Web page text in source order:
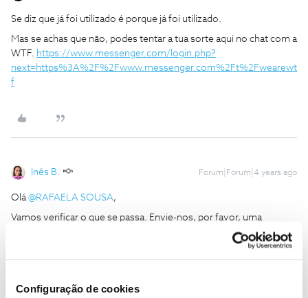
Configuração de cookies
Se diz que já foi utilizado é porque já foi utilizado.
Mas se achas que não, podes tentar a tua sorte aqui no chat com a
WTF. https://www.messenger.com/login.php?
next=https%3A%2F%2Fwww.messenger.com%2Ft%2Fwearewt
f
Inês B. Forum|Forum|4 years ago
Olá@RAFAELA SOUSA,
Vamos verificar o que se passa. Envie-nos, por favor, uma
mensagem privada com o seu número WTF e PIN original para o